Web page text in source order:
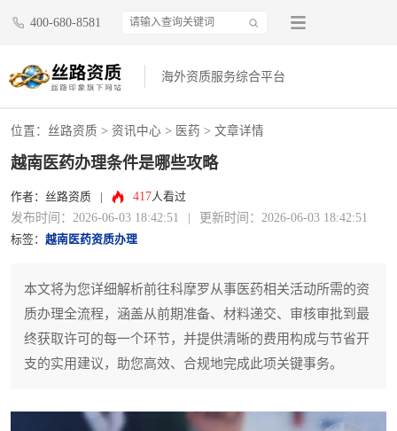
400-680-8581
海外资质服务综合平台
位置： 丝路资质 > 资讯中心 > 医药 > 文章详情
越南医药办理条件是哪些攻略
作者：丝路资质 417人看过
发布时间：2026-06-03 18:42:51 更新时间：2026-06-03 18:42:51
标签： 越南医药资质办理
本文将为您详细解析前往科摩罗从事医药相关活动所需的资
质办理全流程，涵盖从前期准备、材料递交、审核审批到最
终获取许可的每一个环节，并提供清晰的费用构成与节省开
支的实用建议，助您高效、合规地完成此项关键事务。